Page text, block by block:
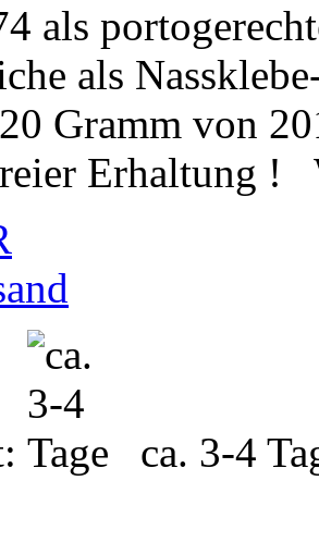
als
als
Gramm von
Erhaltung !
ca. 3-4